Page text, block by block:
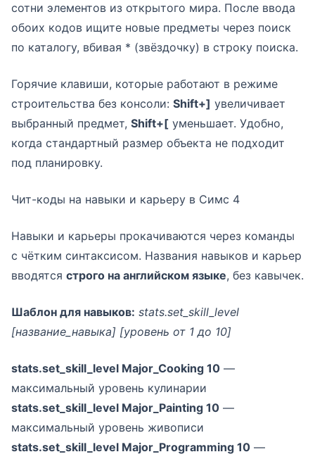
сотни элементов из открытого мира. После ввода
обоих кодов ищите новые предметы через поиск
по каталогу, вбивая * (звёздочку) в строку поиска.
Горячие клавиши, которые работают в режиме
строительства без консоли: Shift+] увеличивает
выбранный предмет, Shift+[ уменьшает. Удобно,
когда стандартный размер объекта не подходит
под планировку.
Чит-коды на навыки и карьеру в Симс 4
Навыки и карьеры прокачиваются через команды
с чётким синтаксисом. Названия навыков и карьер
вводятся строго на английском языке, без кавычек.
Шаблон для навыков: stats.set_skill_level
[название_навыка] [уровень от 1 до 10]
stats.set_skill_level Major_Cooking 10 —
максимальный уровень кулинарии
stats.set_skill_level Major_Painting 10 —
максимальный уровень живописи
stats.set_skill_level Major_Programming 10 —